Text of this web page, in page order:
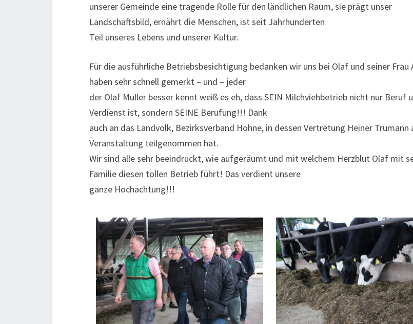
unserer Gemeinde eine tragende Rolle für den ländlichen Raum, sie prägt unser
Landschaftsbild, ernährt die Menschen, ist seit Jahrhunderten
Teil unseres Lebens und unserer Kultur.
Für die ausführliche Betriebsbesichtigung bedanken wir uns bei Olaf und seiner Frau
haben sehr schnell gemerkt – und – jeder
der Olaf Müller besser kennt weiß es eh, dass SEIN Milchviehbetrieb nicht nur Beruf
Verdienst ist, sondern SEINE Berufung!!! Dank
auch an das Landvolk, Bezirksverband Hohne, in dessen Vertretung Heiner Trumann
Veranstaltung teilgenommen hat.
Wir sind alle sehr beeindruckt, wie aufgeräumt und mit welchem Herzblut Olaf mit
Familie diesen tollen Betrieb führt! Das verdient unsere
ganze Hochachtung!!!